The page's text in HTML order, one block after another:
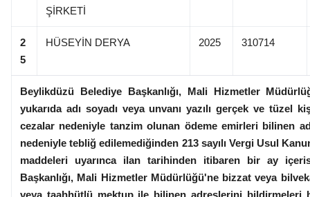
ŞİRKETİ
2
5
HÜSEYİN DERYA 2025 310714
Beylikdüzü Belediye Başkanlığı, Mali Hizmetler
yukarıda adı soyadı veya unvanı yazılı gerçek ve tüzel
cezalar nedeniyle tanzim olunan ödeme emirleri bilinen
nedeniyle tebliğ edilemediğinden 213 sayılı Vergi Usul
maddeleri uyarınca ilan tarihinden itibaren bir ay
Başkanlığı, Mali Hizmetler Müdürlüğü'ne bizzat veya
veya taahhütlü mektup ile bilinen adreslerini bildirmeleri